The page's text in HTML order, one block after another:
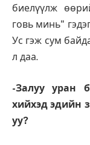
биелүүлж
говь минь"
Ус гэж сум
л даа.
-Залуу уран
хийхэд эдийн
уу?